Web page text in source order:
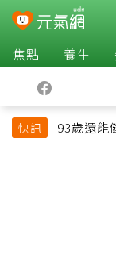
焦點 養生
快訊
93歲還能